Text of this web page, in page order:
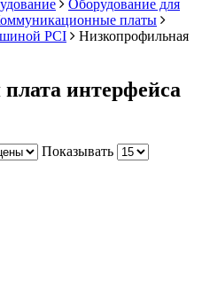
Оборудование для
платы
PCI
Низкопрофильная
интерфейса
Показывать